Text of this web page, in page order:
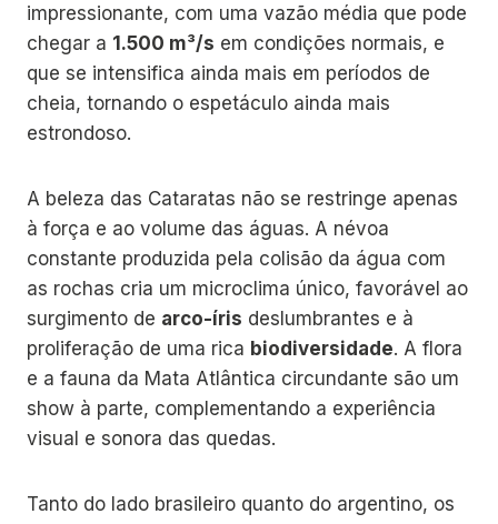
impressionante, com uma vazão média que pode
chegar a 1.500 m³/s em condições normais, e
que se intensifica ainda mais em períodos de
cheia, tornando o espetáculo ainda mais
estrondoso.
A beleza das Cataratas não se restringe apenas
à força e ao volume das águas. A névoa
constante produzida pela colisão da água com
as rochas cria um microclima único, favorável ao
surgimento de arco-íris deslumbrantes e à
proliferação de uma rica biodiversidade. A flora
e a fauna da Mata Atlântica circundante são um
show à parte, complementando a experiência
visual e sonora das quedas.
Tanto do lado brasileiro quanto do argentino, os